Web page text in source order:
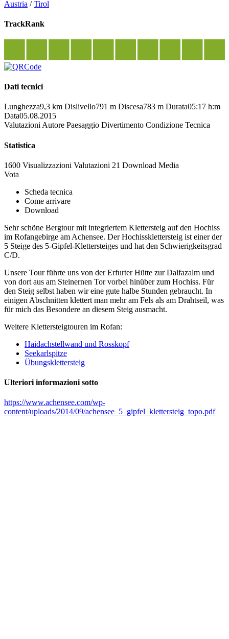
Austria /Tirol
TrackRank
Dati tecnici
Lunghezza9,3 km Dislivello791 m Discesa783 m Durata05:17 h:m
Data05.08.2015
Valutazioni Autore Paesaggio Divertimento Condizione Tecnica
Statistica
1600 Visualizzazioni Valutazioni 21 Download Media
Vota
Scheda tecnica
Come arrivare
Download
Sehr schöne Bergtour mit integriertem Klettersteig auf den Hochiss
im Rofangebirge am Achensee. Der Hochissklettersteig ist einer der
5 Steige des 5-Gipfel-Klettersteiges und hat den Schwierigkeitsgrad
C/D.
Unsere Tour führte uns von der Erfurter Hütte zur Dalfazalm und
von dort aus am Steinernen Tor vorbei hinüber zum Hochiss. Für
den Steig selbst haben wir eine gute halbe Stunden gebraucht. In
einigen Abschnitten klettert man mehr am Fels als am Drahtseil, was
für mich das Besondere an diesem Steig ausmacht.
Weitere Klettersteigtouren im Rofan:
Haidachstellwand und Rosskopf
Seekarlspitze
Übungsklettersteig
Ulteriori informazioni sotto
https://www.achensee.com/wp-
content/uploads/2014/09/achensee_5_gipfel_klettersteig_topo.pdf